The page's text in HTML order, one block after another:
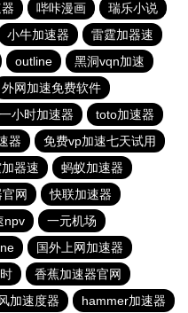
哔咔漫画
瑞乐小说
小牛加速器
雷霆加器速
outline
黑洞vqn加速
外网加速免费软件
小时加速器
toto加速器
器
免费vp加速七天试用
器速
蚂蚁加速器
网
快联加速器
npv
一元机场
国外上网加速器
香蕉加速器官网
加速度器 hammer加速器